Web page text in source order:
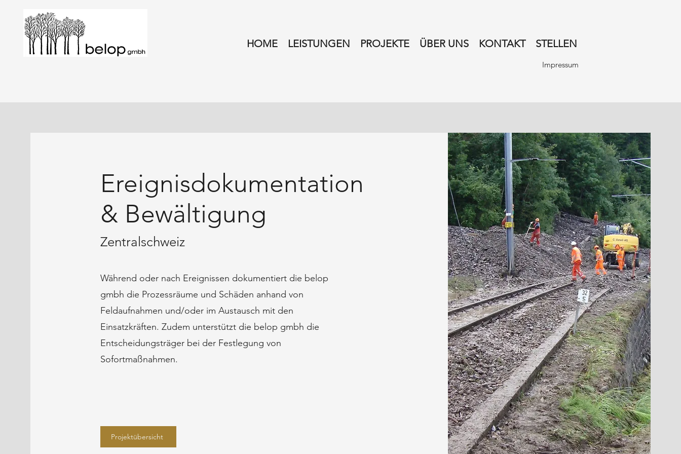
HOME LEISTUNGEN PROJEKTE ÜBER UNS KONTAKT STELLEN
Impressum
Ereignisdokumentation
& Bewältigung
Zentralschweiz
Während oder nach Ereignissen dokumentiert die belop
gmbh die Prozessräume und Schäden anhand von
Feldaufnahmen und/oder im Austausch mit den
Einsatzkräften. Zudem unterstützt die belop gmbh die
Entscheidungsträger bei der Festlegung von
Sofortmaßnahmen.
Projektübersicht